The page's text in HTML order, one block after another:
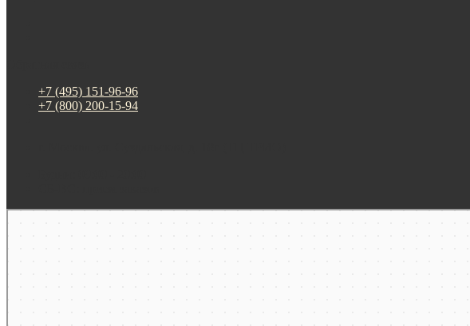
+7 (495) 151-96-96
+7 (800) 200-15-94
Москва